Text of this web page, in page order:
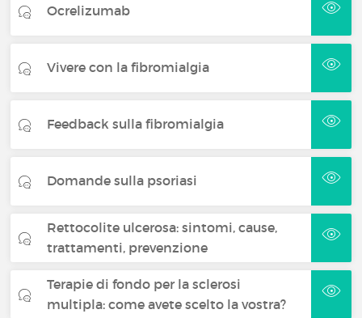
Ocrelizumab
Vivere con la fibromialgia
Feedback sulla fibromialgia
Domande sulla psoriasi
Rettocolite ulcerosa: sintomi, cause,
trattamenti, prevenzione
Terapie di fondo per la sclerosi
multipla: come avete scelto la vostra?